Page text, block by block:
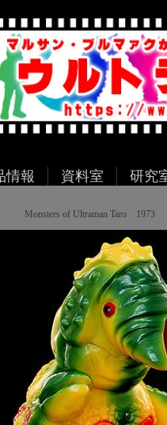
情報 資料室 研究
Monsters of Ultraman Taro 1973